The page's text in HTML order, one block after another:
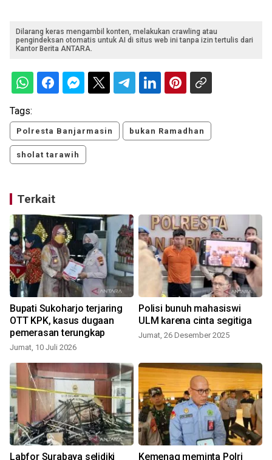
Dilarang keras mengambil konten, melakukan crawling atau
pengindeksan otomatis untuk AI di situs web ini tanpa izin tertulis dari
Kantor Berita ANTARA.
Tags:
Polresta Banjarmasin bukan Ramadhan
sholat tarawih
Terkait
Bupati Sukoharjo terjaring
OTT KPK, kasus dugaan
pemerasan terungkap
Jumat, 10 Juli 2026
Polisi bunuh mahasiswi
ULM karena cinta segitiga
Jumat, 26 Desember 2025
Labfor Surabaya selidiki Kemenag meminta Polri